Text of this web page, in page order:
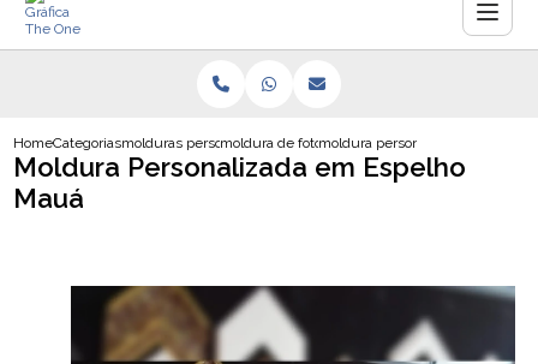
HomeCategoriasmolduras personalizadasmoldura de foto personalizada fabricas
moldura personalizada em
Moldura Personalizada em Espelho
Mauá